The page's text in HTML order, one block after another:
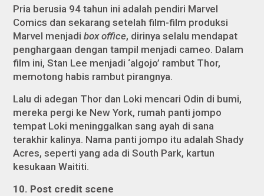
Pria berusia 94 tahun ini adalah pendiri Marvel
Comics dan sekarang setelah film-film produksi
Marvel menjadibox office, dirinya selalu mendapat
penghargaan dengan tampil menjadi cameo. Dalam
film ini, Stan Lee menjadi ‘algojo’ rambut Thor,
memotong habis rambut pirangnya.
Lalu di adegan Thor dan Loki mencari Odin di bumi,
mereka pergi ke New York, rumah panti jompo
tempat Loki meninggalkan sang ayah di sana
terakhir kalinya. Nama panti jompo itu adalah Shady
Acres, seperti yang ada di South Park, kartun
kesukaan Waititi.
10. Post credit scene